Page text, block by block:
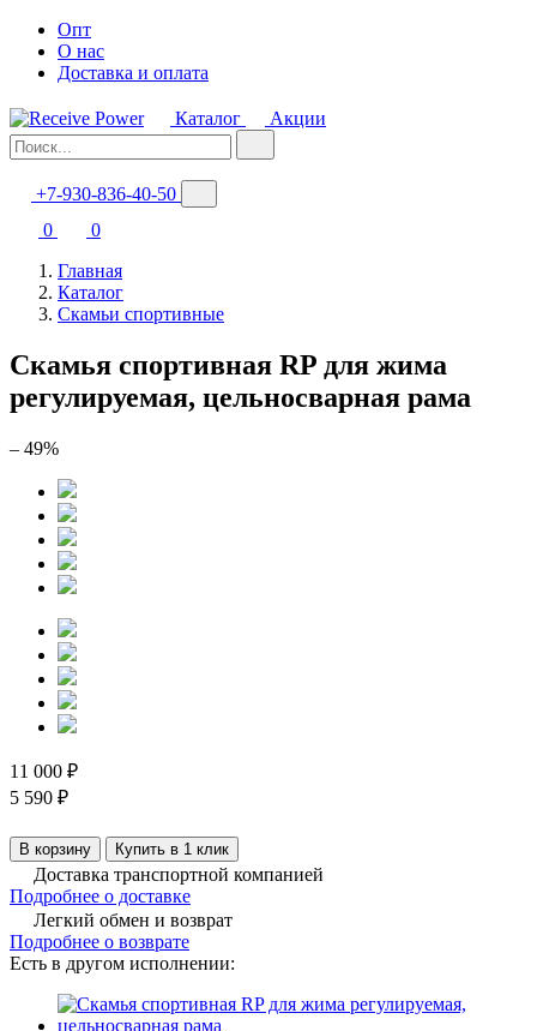
Опт
О нас
Доставка и оплата
Каталог Акции
+7-930-836-40-50
0
0
Главная
Каталог
Скамьи спортивные
Скамья спортивная RP для жима
регулируемая, цельносварная рама
– 49%
11 000 ₽
5 590 ₽
В корзину Купить в 1 клик
Доставка транспортной компанией
Подробнее о доставке
Легкий обмен и возврат
Подробнее о возврате
Есть в другом исполнении: